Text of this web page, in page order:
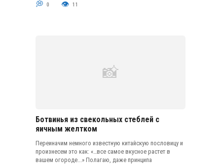
0 11
Ботвинья из свекольных стеблей с
яичным желтком
Переиначим немного известную китайскую пословицу и
произнесем это как: «…все самое вкусное растет в
вашем огороде...» Полагаю, даже принципа